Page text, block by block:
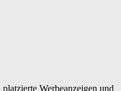
Werbeanzeigen und